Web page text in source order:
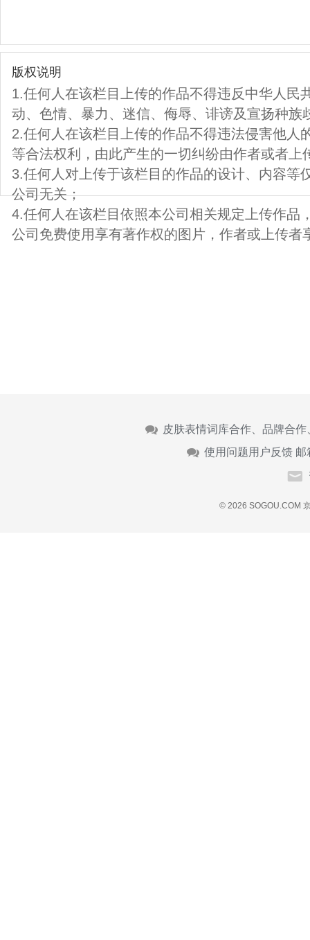
版权说明
1.任何人在该栏目上传的作品不得违反中华人民
动、色情、暴力、迷信、侮辱、诽谤及宣扬种族
2.任何人在该栏目上传的作品不得违法侵害他人
等合法权利，由此产生的一切纠纷由作者或者上
3.任何人对上传于该栏目的作品的设计、内容等
公司无关；
4.任何人在该栏目依照本公司相关规定上传作品
公司免费使用享有著作权的图片，作者或上传者
皮肤表情词库合作、品牌合
使用问题用户反馈 邮
© 2026 SOGOU.COM